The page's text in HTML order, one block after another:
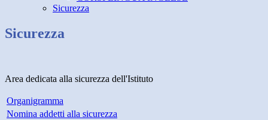
Sicurezza
Sicurezza
Area dedicata alla sicurezza dell'Istituto
Organigramma
Nomina addetti alla sicurezza